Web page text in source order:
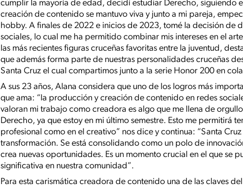
cumplir la mayoría de edad, decidí estudiar Derecho, siguiendo
creación de contenido se mantuvo viva y junto a mi pareja,
hobby. A finales de 2022 e inicios de 2023, tomé la decisión de
sociales, lo cual me ha permitido combinar mis intereses en el
las más recientes figuras cruceñas favoritas entre la juventud,
que además forma parte de nuestras personalidades cruceñas
Santa Cruz el cual compartimos junto a la serie Honor 200 en
A sus 23 años, Alana considera que uno de los logros más
que ama: “la producción y creación de contenido en redes
valoran mi trabajo como creadora es algo que me llena de
Derecho, ya que estoy en mi último semestre. Esto me permitirá
profesional como en el creativo” nos dice y continua: “Santa
transformación. Se está consolidando como un polo de
crea nuevas oportunidades. Es un momento crucial en el que se
significativa en nuestra comunidad”.
Para esta carismática creadora de contenido una de las claves